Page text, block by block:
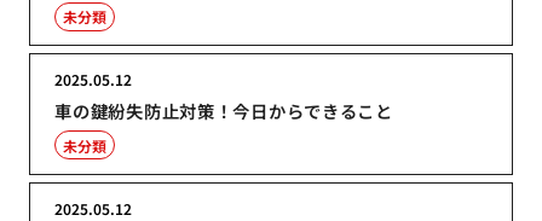
未分類
車の鍵紛失防止対策！今日からできること
2025.05.12
未分類
2025.05.12